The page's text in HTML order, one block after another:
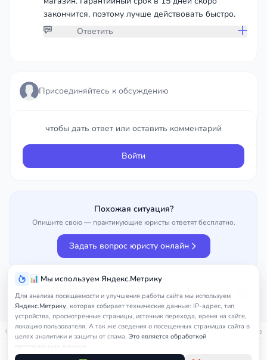
📊 Мы используем Яндекс.Метрику
Для анализа посещаемости и улучшения работы сайта мы используем
Яндекс.Метрику, которая собирает технические данные: IP-адрес, тип
устройства, просмотренные страницы, источник перехода, время на сайте,
локацию пользователя. А так же сведения о посещенных страницах сайта в
целях аналитики и защиты от спама. Это является обработкой
персональных данных.
закончится, поэтому лучше действовать быстро.
Ответить
Войти
Присоединяйтесь к обсуждению
чтобы дать ответ или оставить комментарий
Войти
Похожая ситуация?
Опишите свою — практикующие юристы ответят бесплатно.
Задать вопрос юристу онлайн
Улучшить вопрос 0%
© 2026nedicom™. Права на товарный знак зарегистрированы в Роспатенте
Политика в отношении персональных данных